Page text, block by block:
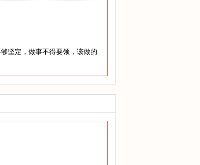
坚定，做事不得要领，该做的